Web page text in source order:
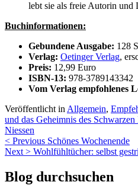
lebt sie als freie Autorin und
Buchinformationen:
Gebundene Ausgabe: 128
Verlag: Oetinger Verlag,
Preis: 12,99 Euro
ISBN-13: 978-3789143342
Vom Verlag empfohlenes
Veröffentlicht in Allgemein,
und das Geheimnis des Schwarzen
Niessen
Beitragsnavigation
< Previous Schönes Wochenende
Next > Wohlfühltücher: selbst
Blog durchsuchen